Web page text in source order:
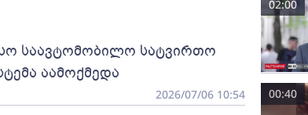
საავტომობილო სატვირთო
აამოქმედა
2026/07/06 10:54
02:00
00:40